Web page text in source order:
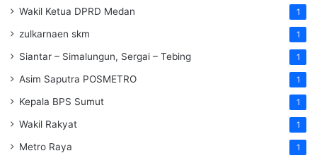
Wakil Ketua DPRD Medan 1
zulkarnaen skm 1
Siantar – Simalungun, Sergai – Tebing 1
Asim Saputra POSMETRO 1
Kepala BPS Sumut 1
Wakil Rakyat 1
Metro Raya 1